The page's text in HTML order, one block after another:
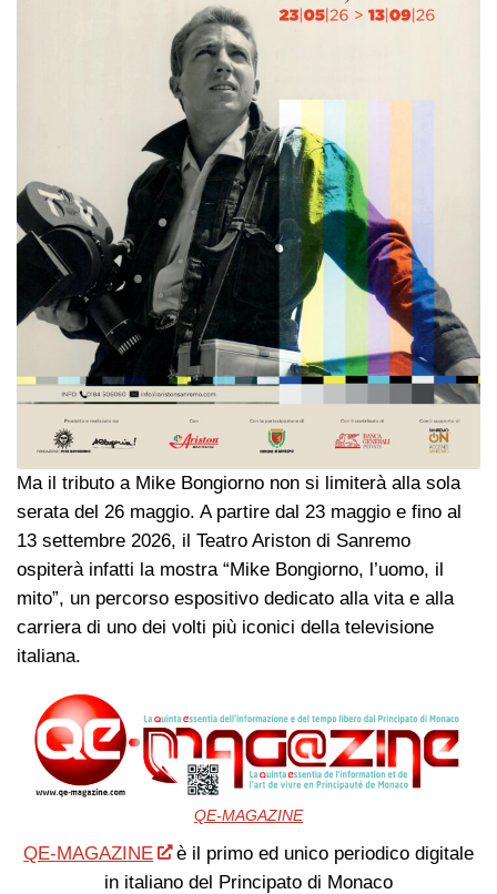
Ma il tributo a Mike Bongiorno non si limiterà alla sola
serata del 26 maggio. A partire dal 23 maggio e fino al
13 settembre 2026, il Teatro Ariston di Sanremo
ospiterà infatti la mostra “Mike Bongiorno, l’uomo, il
mito”, un percorso espositivo dedicato alla vita e alla
carriera di uno dei volti più iconici della televisione
italiana.
QE-MAGAZINE
QE-MAGAZINE
è il primo ed unico periodico digitale
in italiano del Principato di Monaco